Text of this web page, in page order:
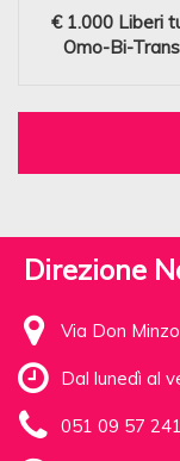
€ 1.000 Liberi
Omo-Bi-
Direzione
Via Don
Dal lunedì al
051 09 57